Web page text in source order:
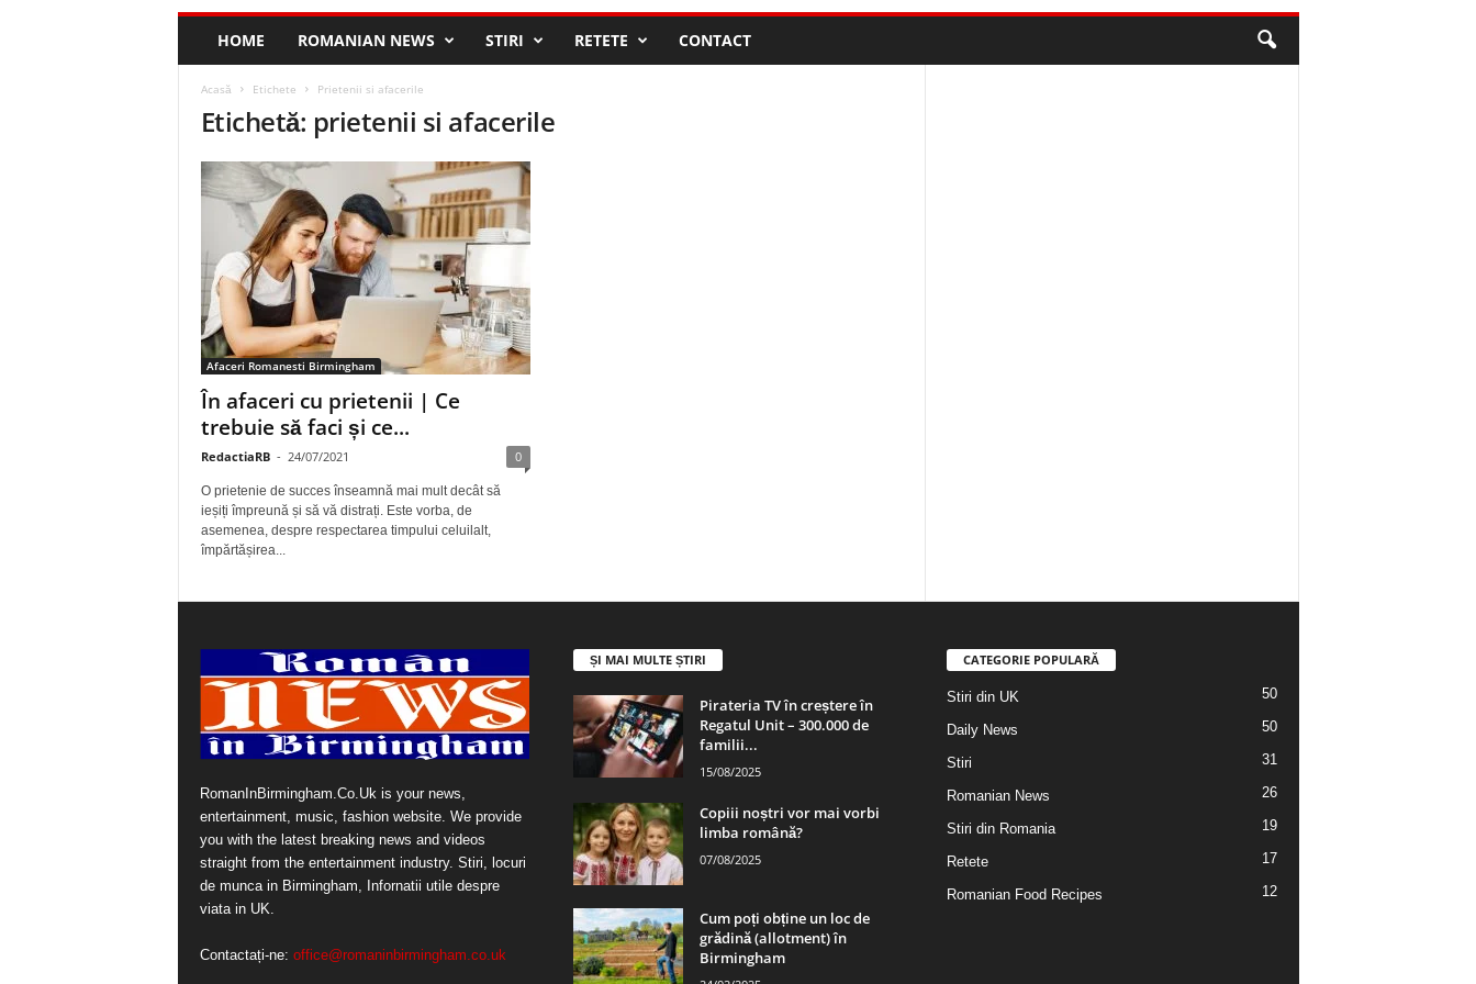
HOME ROMANIAN NEWS STIRI RETETE CONTACT
Acasă Etichete Prietenii si afacerile
Etichetă: prietenii si afacerile
Afaceri Romanesti Birmingham
În afaceri cu prietenii | Ce
trebuie să faci și ce...
RedactiaRB - 24/07/2021 0
O prietenie de succes înseamnă mai mult decât să
ieșiți împreună și să vă distrați. Este vorba, de
asemenea, despre respectarea timpului celuilalt,
împărtășirea...
RomanInBirmingham.Co.Uk is your news,
entertainment, music, fashion website. We provide
you with the latest breaking news and videos
straight from the entertainment industry. Stiri, locuri
de munca in Birmingham, Infornatii utile despre
viata in UK.
Contactați-ne: office@romaninbirmingham.co.uk
ȘI MAI MULTE ȘTIRI
Pirateria TV în creștere în
Regatul Unit – 300.000 de
familii...
15/08/2025
Copiii noștri vor mai vorbi
limba română?
07/08/2025
Cum poți obține un loc de
grădină (allotment) în
Birmingham
CATEGORIE POPULARĂ
Stiri din UK 50
Daily News 50
Stiri 31
Romanian News 26
Stiri din Romania 19
Retete 17
Romanian Food Recipes 12